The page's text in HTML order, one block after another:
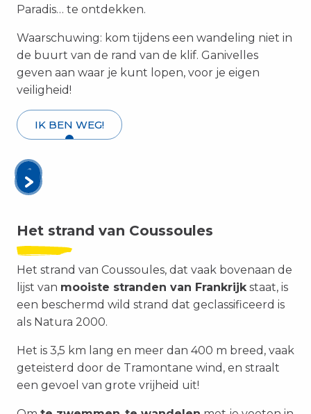
Paradis… te ontdekken.
Waarschuwing: kom tijdens een wandeling niet in
de buurt van de rand van de klif. Ganivelles
geven aan waar je kunt lopen, voor je eigen
veiligheid!
IK BEN WEG!
Het strand van Coussoules
Het strand van Coussoules, dat vaak bovenaan de
lijst van mooiste stranden van Frankrijkstaat, is
een beschermd wild strand dat geclassificeerd is
als Natura 2000.
Het is 3,5 km lang en meer dan 400 m breed, vaak
geteisterd door de Tramontane wind, en straalt
een gevoel van grote vrijheid uit!